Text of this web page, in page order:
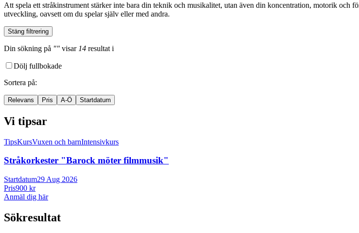
Att spela ett stråkinstrument stärker inte bara din teknik och musikalitet, utan även din koncentration, motorik och
utveckling, oavsett om du spelar själv eller med andra.
Stäng filtrering
Din sökning på "" visar 14 resultat i
Dölj fullbokade
Sortera på:
Relevans Pris A-Ö Startdatum
Vi tipsar
TipsKursVuxen och barnIntensivkurs
Stråkorkester "Barock möter filmmusik"
Startdatum29 Aug 2026
Pris900 kr
Anmäl dig här
Sökresultat